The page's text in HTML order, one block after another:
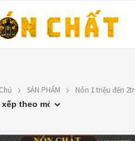
HỆ
1330 Phạm Văn Thuận,
SẢN PHẨM Nón 1 triệu đến 2tr